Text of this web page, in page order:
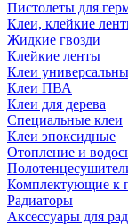
Пистолеты для
Клеи, клейкие
Жидкие гвозди
Клейкие ленты
Клеи
Клеи ПВА
Клеи для дерева
Специальные клеи
Клеи эпоксидные
Отопление и
Комплектующие к
Радиаторы
Аксессуары для